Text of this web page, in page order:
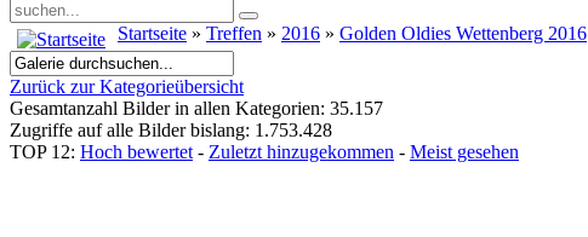
Startseite » Treffen » 2016 » Golden Oldies Wettenberg 2016
Zurück zur Kategorieübersicht
Gesamtanzahl Bilder in allen Kategorien: 35.157
Zugriffe auf alle Bilder bislang: 1.753.428
TOP 12: Hoch bewertet - Zuletzt hinzugekommen - Meist gesehen